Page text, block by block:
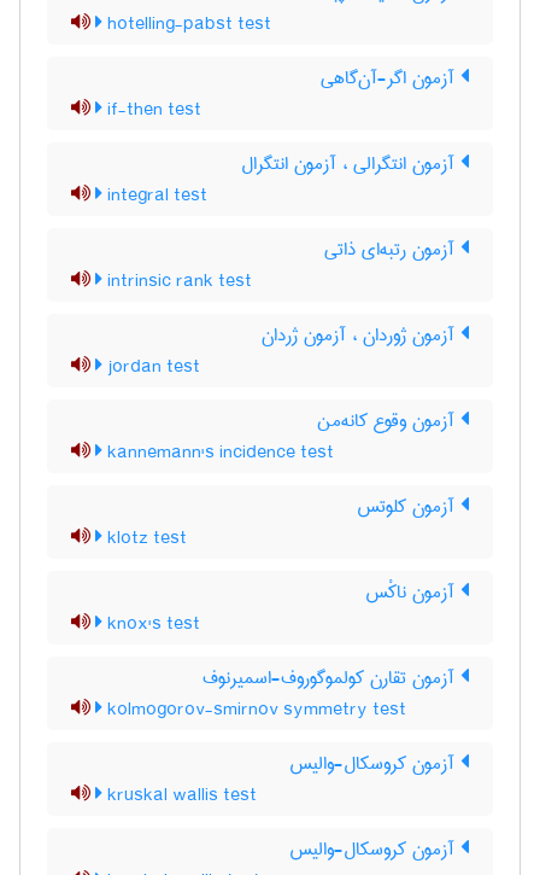
hotelling-pabst test
آزمون اگر-آن‌گاهی
if-then test
آزمون انتگرالی ، آزمون انتگرال
integral test
آزمون رتبه‌ای ذاتی
intrinsic rank test
آزمون ژوردان ، آزمون ژردان
jordan test
آزمون وقوع کانه‌من
kannemann's incidence test
آزمون کلوتس
klotz test
آزمون ناکْس
knox's test
آزمون تقارن کولموگوروف-اسمیرنوف
kolmogorov-smirnov symmetry test
آزمون کروسکال-والیس
kruskal wallis test
آزمون کروسکال-والیس